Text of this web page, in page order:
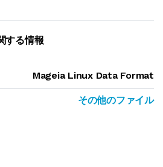
する情報
Mageia Linux Data Format
その他のファイル